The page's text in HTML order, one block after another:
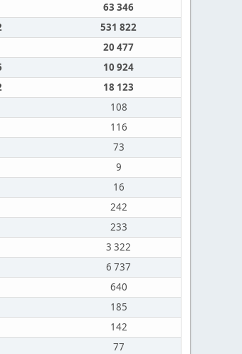
63 346
531 822
20 477
10 924
18 123
108
116
73
9
16
242
233
3 322
6 737
640
185
142
77